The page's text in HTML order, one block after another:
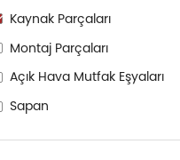
Kaynak Parçaları
Montaj Parçaları
Açık Hava Mutfak Eşyaları
Sapan